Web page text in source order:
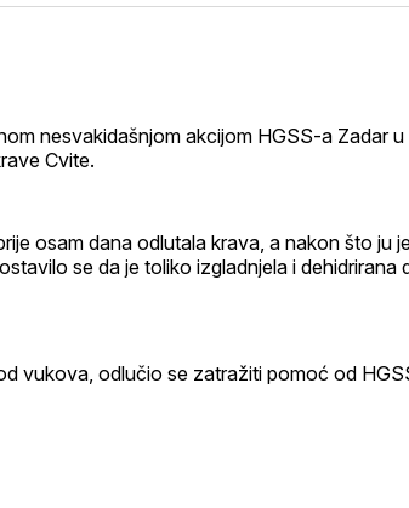
nesvakidašnjom akcijom HGSS-a Zadar u
Cvite.
osam dana odlutala krava, a nakon što ju
se da je toliko izgladnjela i dehidrirana
vukova, odlučio se zatražiti pomoć od